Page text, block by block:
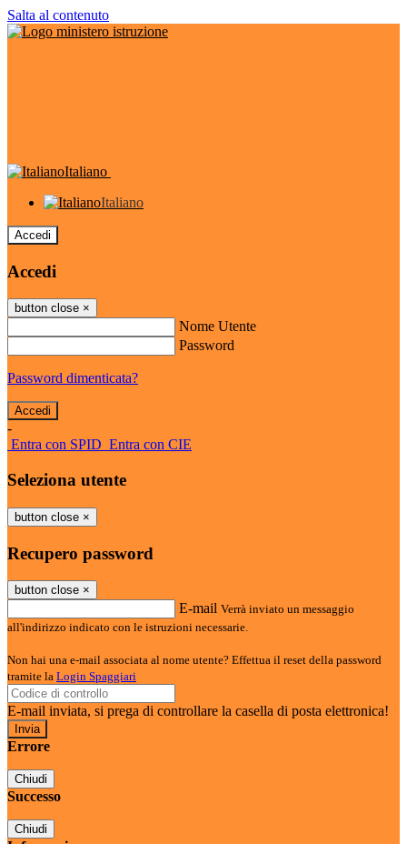
Salta al contenuto
Italiano
Italiano
Accedi
Accedi
button close ×
Nome Utente
Password
Password dimenticata?
-
Entra con SPID Entra con CIE
Seleziona utente
button close ×
Recupero password
button close ×
E-mail Verrà inviato un messaggio
all'indirizzo indicato con le istruzioni necessarie.
Non hai una e-mail associata al nome utente? Effettua il reset della password
tramite la Login Spaggiari
E-mail inviata, si prega di controllare la casella di posta elettronica!
Errore
Chiudi
Successo
Chiudi